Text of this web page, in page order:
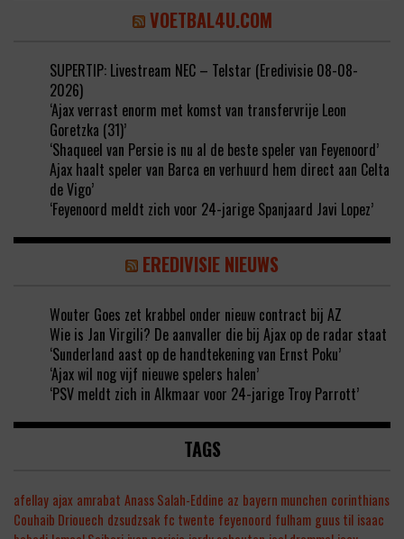
VOETBAL4U.COM
SUPERTIP: Livestream NEC – Telstar (Eredivisie 08-08-
2026)
‘Ajax verrast enorm met komst van transfervrije Leon
Goretzka (31)’
‘Shaqueel van Persie is nu al de beste speler van Feyenoord’
Ajax haalt speler van Barca en verhuurd hem direct aan Celta
de Vigo’
‘Feyenoord meldt zich voor 24-jarige Spanjaard Javi Lopez’
EREDIVISIE NIEUWS
Wouter Goes zet krabbel onder nieuw contract bij AZ
Wie is Jan Virgili? De aanvaller die bij Ajax op de radar staat
‘Sunderland aast op de handtekening van Ernst Poku’
‘Ajax wil nog vijf nieuwe spelers halen’
‘PSV meldt zich in Alkmaar voor 24-jarige Troy Parrott’
TAGS
afellay ajax amrabat Anass Salah-Eddine az bayern munchen corinthians
Couhaib Driouech dzsudzsak fc twente feyenoord fulham guus til isaac